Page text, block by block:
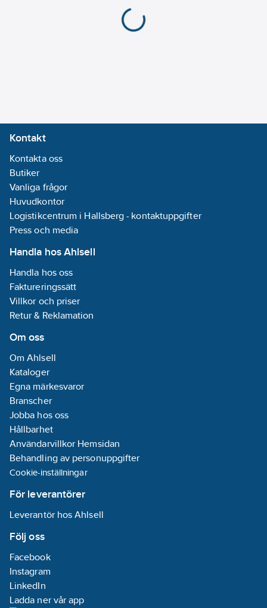
Kontakt
Kontakta oss
Butiker
Vanliga frågor
Huvudkontor
Logistikcentrum i Hallsberg - kontaktuppgifter
Press och media
Handla hos Ahlsell
Handla hos oss
Faktureringssätt
Villkor och priser
Retur & Reklamation
Om oss
Om Ahlsell
Kataloger
Egna märkesvaror
Branscher
Jobba hos oss
Hållbarhet
Användarvillkor Hemsidan
Behandling av personuppgifter
Cookie-inställningar
För leverantörer
Leverantör hos Ahlsell
Följ oss
Facebook
Instagram
LinkedIn
Ladda ner vår app